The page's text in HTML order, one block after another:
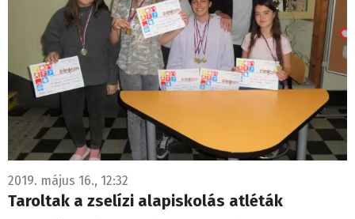
2019. május 16., 12:32
Taroltak a zselízi alapiskolás atléták